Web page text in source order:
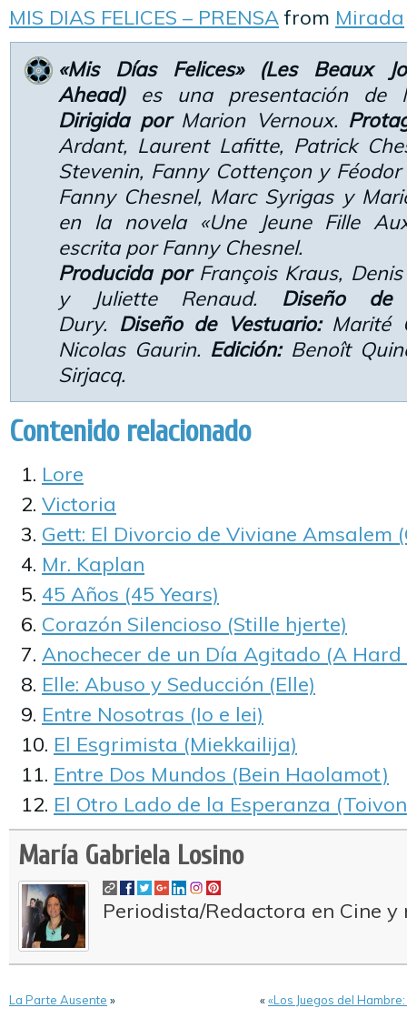
MIS DIAS FELICES – PRENSAfrom Mirada
«Mis Días Felices» (Les Beaux
Ahead)es una presentación de
Dirigida porMarion Vernoux.
Ardant, Laurent Lafitte, Patrick
Stevenin, Fanny Cottençon y
Fanny Chesnel, Marc Syrigas y
en la novela «Une Jeune Fille
escrita por Fanny Chesnel.
Producida porFrançois Kraus,
y Juliette Renaud. Diseño de
Dury. Diseño de Vestuario: Marité
Nicolas Gaurin. Edición:Benoît
Sirjacq.
Contenido relacionado
Lore
Victoria
Gett: El Divorcio de Viviane Amsalem
Mr. Kaplan
45 Años (45 Years)
Corazón Silencioso (Stille hjerte)
Anochecer de un Día Agitado (A Hard
Elle: Abuso y Seducción (Elle)
Entre Nosotras (Io e lei)
El Esgrimista (Miekkailija)
Entre Dos Mundos (Bein Haolamot)
El Otro Lado de la Esperanza
María Gabriela Losino
Periodista/Redactora en Cine y
La Parte Ausente » ««Los Juegos del